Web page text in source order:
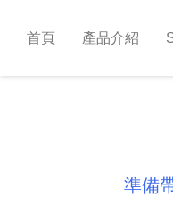
首頁 產品介紹
準備